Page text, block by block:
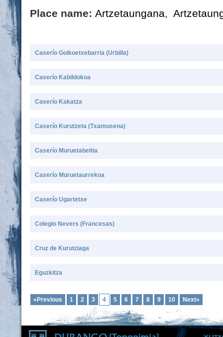
Place name: Artzetaungana,
Caserío Goikoetxebarria (Urbilla)
Caserío Kabildokoa
Caserío Kakatza
Caserío Kurutzeta (Txamusena)
Caserío Muruetabeitia
Caserío Muruetaurrekoa
Caserío Ugartetxe
Colegio Nevers (Francesas)
Cruz de Kurutziaga
Eguzkitza
«Previous 1 2 3 4 5 6 7 8 9 10 Next»